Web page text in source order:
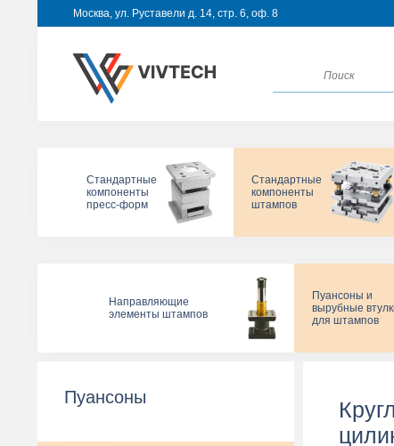
Москва, ул. Руставели д. 14, стр. 6, оф. 8
Стандартные
компоненты
пресс-форм
Стандартные
компоненты
штампов
Направляющие
элементы штампов
Пуансоны и
вырубные
для штампов
Пуансоны